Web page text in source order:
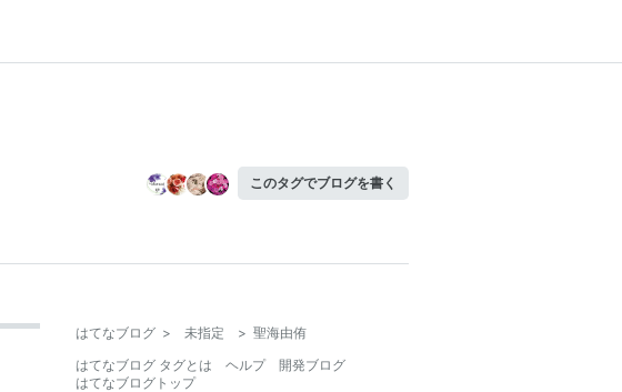
このタグでブログを書く
はてなブログ > 未指定 > 聖海由侑
はてなブログ タグとは
ヘルプ
開発ブログ
はてなブログトップ